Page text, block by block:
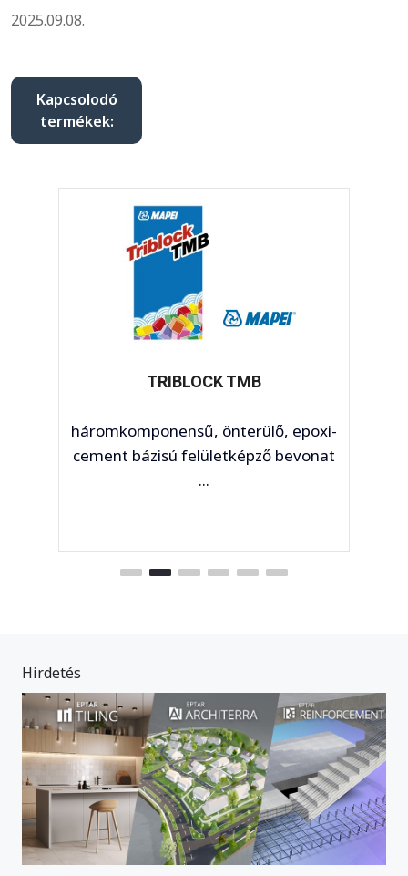
2025.09.08.
Kapcsolodó
termékek:
TRIBLOCK TMB
háromkomponensű, önterülő, epoxi-
cement bázisú felületképző bevonat
Hirdetés